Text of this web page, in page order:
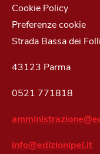
Cookie Policy
Preferenze cookie
Strada Bassa dei
43123 Parma
0521 771818
info@edizionipei.it